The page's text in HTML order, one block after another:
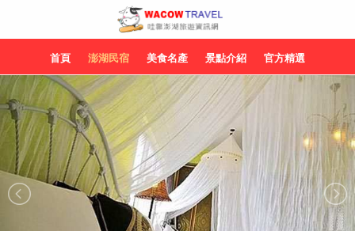
首頁 澎湖民宿 美食名產 景點介紹 官方精選